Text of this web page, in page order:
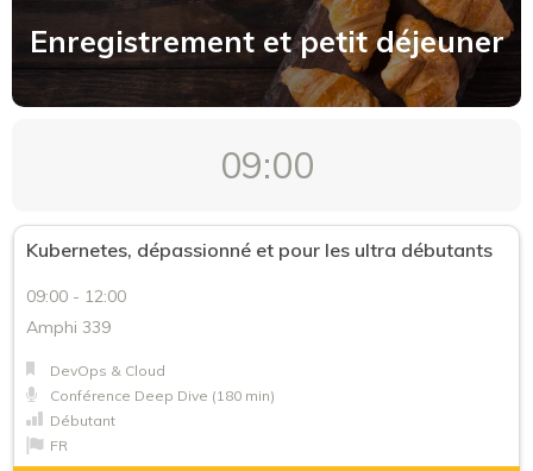
Format
Conférence (50 min)
Atelier Deep Dive (180 min)
Keynote
Track Red Hat - Conférence Deep Dive (180 min)
Track Red Hat - Atelier Deep Dive (180 min)
Enregistrement et petit déjeuner
09:00
Kubernetes, dépassionné et pour les ultra débutants
09:00 - 12:00
Amphi 339
DevOps & Cloud
Conférence Deep Dive (180 min)
Débutant
FR